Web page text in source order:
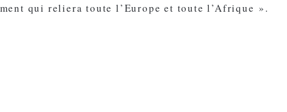
qui reliera toute l’Europe et toute l’Afrique ».